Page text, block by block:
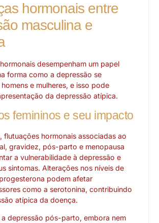
hormonais entre
masculina e
desempenham um papel
forma como a depressão se
e mulheres, e isso pode
da depressão atípica.
femininos e seu impacto
flutuações hormonais associadas ao
gravidez, pós-parto e menopausa
a vulnerabilidade à depressão e
sintomas. Alterações nos níveis de
podem afetar
como a serotonina, contribuindo
atípica da doença.
a depressão pós-parto, embora nem